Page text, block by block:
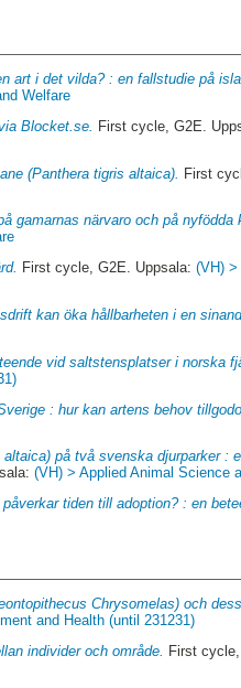
art i det vilda? : en fallstudie på
Welfare
Blocket.se.
First cycle, G2E.
(Panthera tigris altaica). First
gamarnas närvaro och på
First cycle, G2E. Uppsala:(VH)
kan öka hållbarheten i en
vid saltstensplatser i norska
: hur kan artens behov
på två svenska djurparker :
(VH) > Applied Animal Science
tiden till adoption? : en
Chrysomelas) och
and Health (until 231231)
individer och område. First